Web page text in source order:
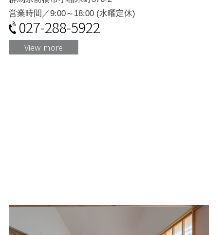
営業時間／9:00～18:00 (水曜定休)
027-288-5922
View more